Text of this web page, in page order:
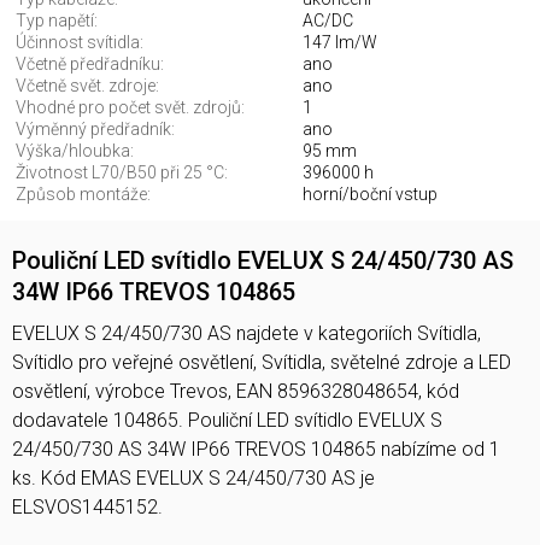
Typ napětí:
AC/DC
Účinnost svítidla:
147 lm/W
Včetně předřadníku:
ano
Včetně svět. zdroje:
ano
Vhodné pro počet svět. zdrojů:
1
Výměnný předřadník:
ano
Výška/hloubka:
95 mm
Životnost L70/B50 při 25 °C:
396000 h
Způsob montáže:
horní/boční vstup
Pouliční LED svítidlo EVELUX S 24/450/730 AS
34W IP66 TREVOS 104865
EVELUX S 24/450/730 AS najdete v kategoriích Svítidla,
Svítidlo pro veřejné osvětlení, Svítidla, světelné zdroje a LED
osvětlení, výrobce Trevos, EAN 8596328048654, kód
dodavatele 104865. Pouliční LED svítidlo EVELUX S
24/450/730 AS 34W IP66 TREVOS 104865 nabízíme od 1
ks. Kód EMAS EVELUX S 24/450/730 AS je
ELSVOS1445152.